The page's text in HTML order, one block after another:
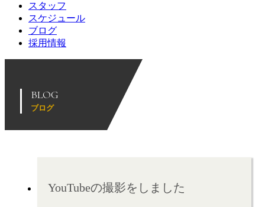
スタッフ
スケジュール
ブログ
採用情報
BLOG
ブログ
YouTubeの撮影をしました